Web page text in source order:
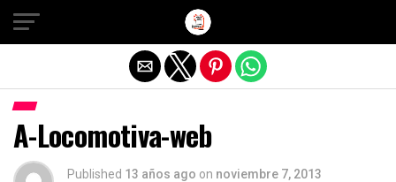
A-Locomotiva-web
Published 13 años ago on noviembre 7, 2013
Salir de la versión móvil